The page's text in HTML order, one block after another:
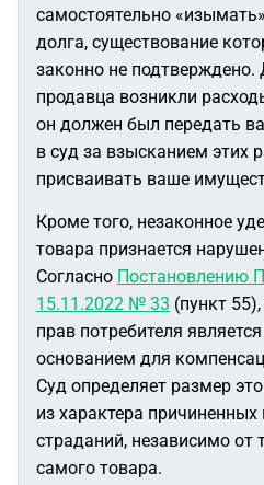
самостоятельно
долга, существование
законно не
продавца возникли
он должен был передать
в суд за взысканием этих
присваивать ваше
Кроме того, незаконное
товара признается
Согласно Постановлению
15.11.2022 № 33 (пункт
прав потребителя
основанием для
Суд определяет размер
из характера
страданий, независимо от
самого товара.